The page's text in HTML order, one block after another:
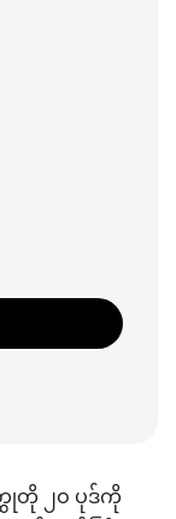
ထုတို ၂ဝ ပုဒ်ကို